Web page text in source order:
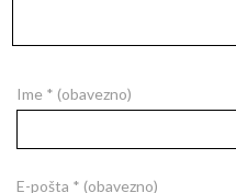
Ime * (obavezno)
E-pošta * (obavezno)